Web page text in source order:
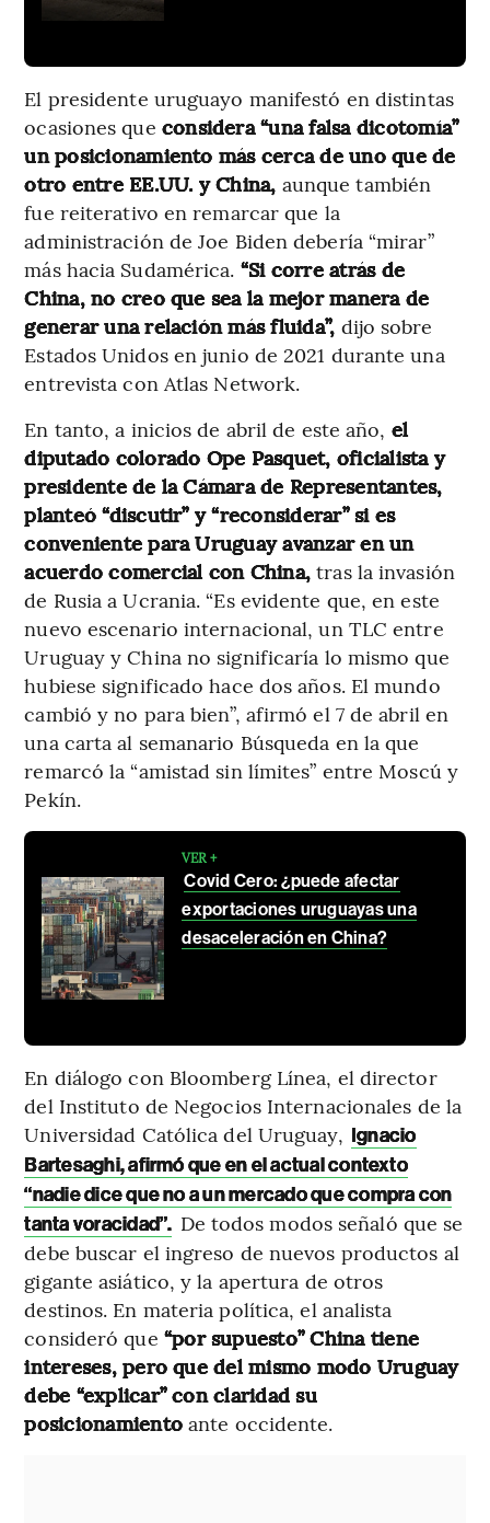
El presidente uruguayo manifestó en distintas
ocasiones que considera “una falsa dicotomía”
un posicionamiento más cerca de uno que de
otro entre EE.UU. y China, aunque también
fue reiterativo en remarcar que la
administración de Joe Biden debería “mirar”
más hacia Sudamérica. “Si corre atrás de
China, no creo que sea la mejor manera de
generar una relación más fluida”, dijo sobre
Estados Unidos en junio de 2021 durante una
entrevista con Atlas Network.
En tanto, a inicios de abril de este año, el
diputado colorado Ope Pasquet, oficialista y
presidente de la Cámara de Representantes,
planteó “discutir” y “reconsiderar” si es
conveniente para Uruguay avanzar en un
acuerdo comercial con China, tras la invasión
de Rusia a Ucrania. “Es evidente que, en este
nuevo escenario internacional, un TLC entre
Uruguay y China no significaría lo mismo que
hubiese significado hace dos años. El mundo
cambió y no para bien”, afirmó el 7 de abril en
una carta al semanario Búsqueda en la que
remarcó la “amistad sin límites” entre Moscú y
Pekín.
VER +
Covid Cero: ¿puede afectar
exportaciones uruguayas una
desaceleración en China?
En diálogo con Bloomberg Línea, el director
del Instituto de Negocios Internacionales de la
Universidad Católica del Uruguay, Ignacio
Bartesaghi, afirmó que en el actual contexto
“nadie dice que no a un mercado que compra con
tanta voracidad”. De todos modos señaló que se
debe buscar el ingreso de nuevos productos al
gigante asiático, y la apertura de otros
destinos. En materia política, el analista
consideró que “por supuesto” China tiene
intereses, pero que del mismo modo Uruguay
debe “explicar” con claridad su
posicionamiento ante occidente.